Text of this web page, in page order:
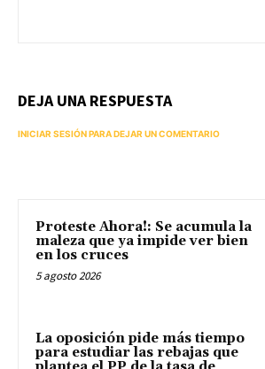
DEJA UNA RESPUESTA
INICIAR SESIÓN PARA DEJAR UN COMENTARIO
Proteste Ahora!: Se acumula la
maleza que ya impide ver bien
en los cruces
5 agosto 2026
La oposición pide más tiempo
para estudiar las rebajas que